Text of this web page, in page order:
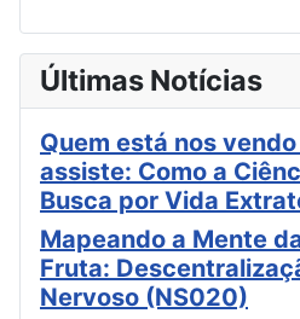
Últimas Notícias
Quem está nos
assiste: Como a
Busca por Vida
Mapeando a Mente
Fruta:
Nervoso (NS020)